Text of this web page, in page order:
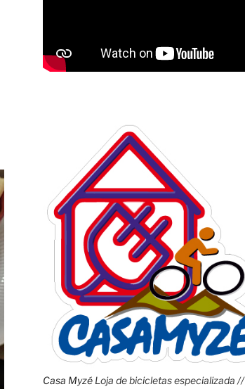
Casa MyzéLoja de bicicletas especializada //